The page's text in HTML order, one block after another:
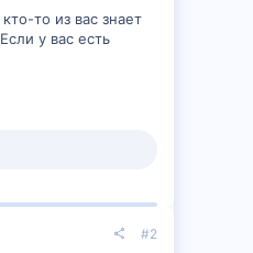
то из вас знает
у вас есть
#2